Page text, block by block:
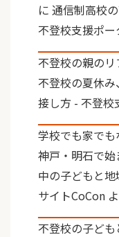
に 通信制高校
不登校支援ポ
不登校の親の
不登校の夏休
接し方 - 不登校
学校でも家でも
神戸・明石で
中の子どもと
サイトCoCon
不登校の子ど